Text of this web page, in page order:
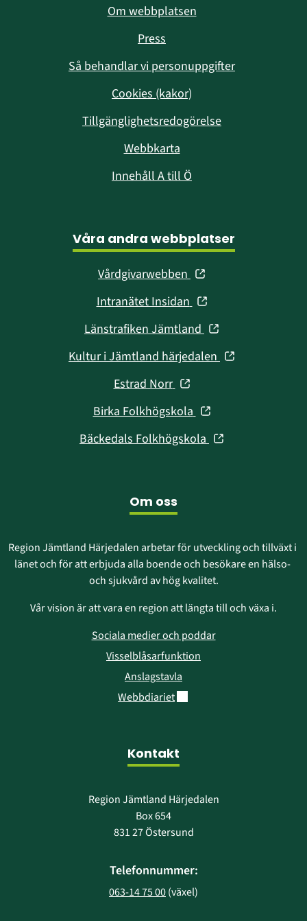
Om webbplatsen
Press
Så behandlar vi personuppgifter
Cookies (kakor)
Tillgänglighetsredogörelse
Webbkarta
Innehåll A till Ö
Våra andra webbplatser
Vårdgivarwebben (öppnas
nytt
fönster)
Intranätet Insidan (öppnas
nytt
fönster)
Länstrafiken Jämtland (öppnas
nytt
Kultur i Jämtland härjedalen (öppnas
Estrad Norr (öppnas
nytt
fönster)
Birka Folkhögskola (öppnas
nytt
Bäckedals Folkhögskola (öppnas
Om oss
Region Jämtland Härjedalen arbetar för utveckling och tillväxt i
länet och för att erbjuda alla boende och besökare en hälso-
och sjukvård av hög kvalitet.
Vår vision är att vara en region att längta till och växa i.
Sociala medier och poddar
Visselblåsarfunktion
Anslagstavla
WebbdiarietLänk till annan webbplats.
Kontakt
Region Jämtland Härjedalen
Box 654
831 27 Östersund
Telefonnummer:
063-14 75 00 (växel)